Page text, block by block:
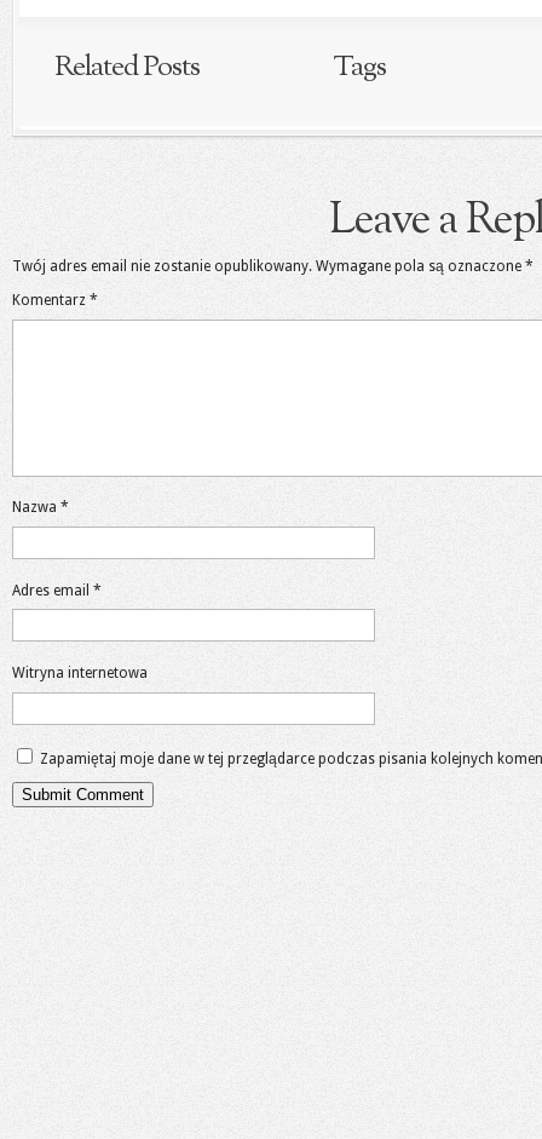
Related Posts Tags
Leave a
Twój adres email nie zostanie opublikowany. Wymagane pola są oznaczone *
Komentarz *
Nazwa *
Adres email *
Witryna internetowa
Zapamiętaj moje dane w tej przeglądarce podczas pisania kolejnych